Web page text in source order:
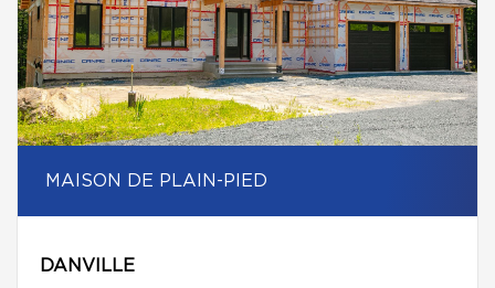
MAISON DE PLAIN-PIED
DANVILLE